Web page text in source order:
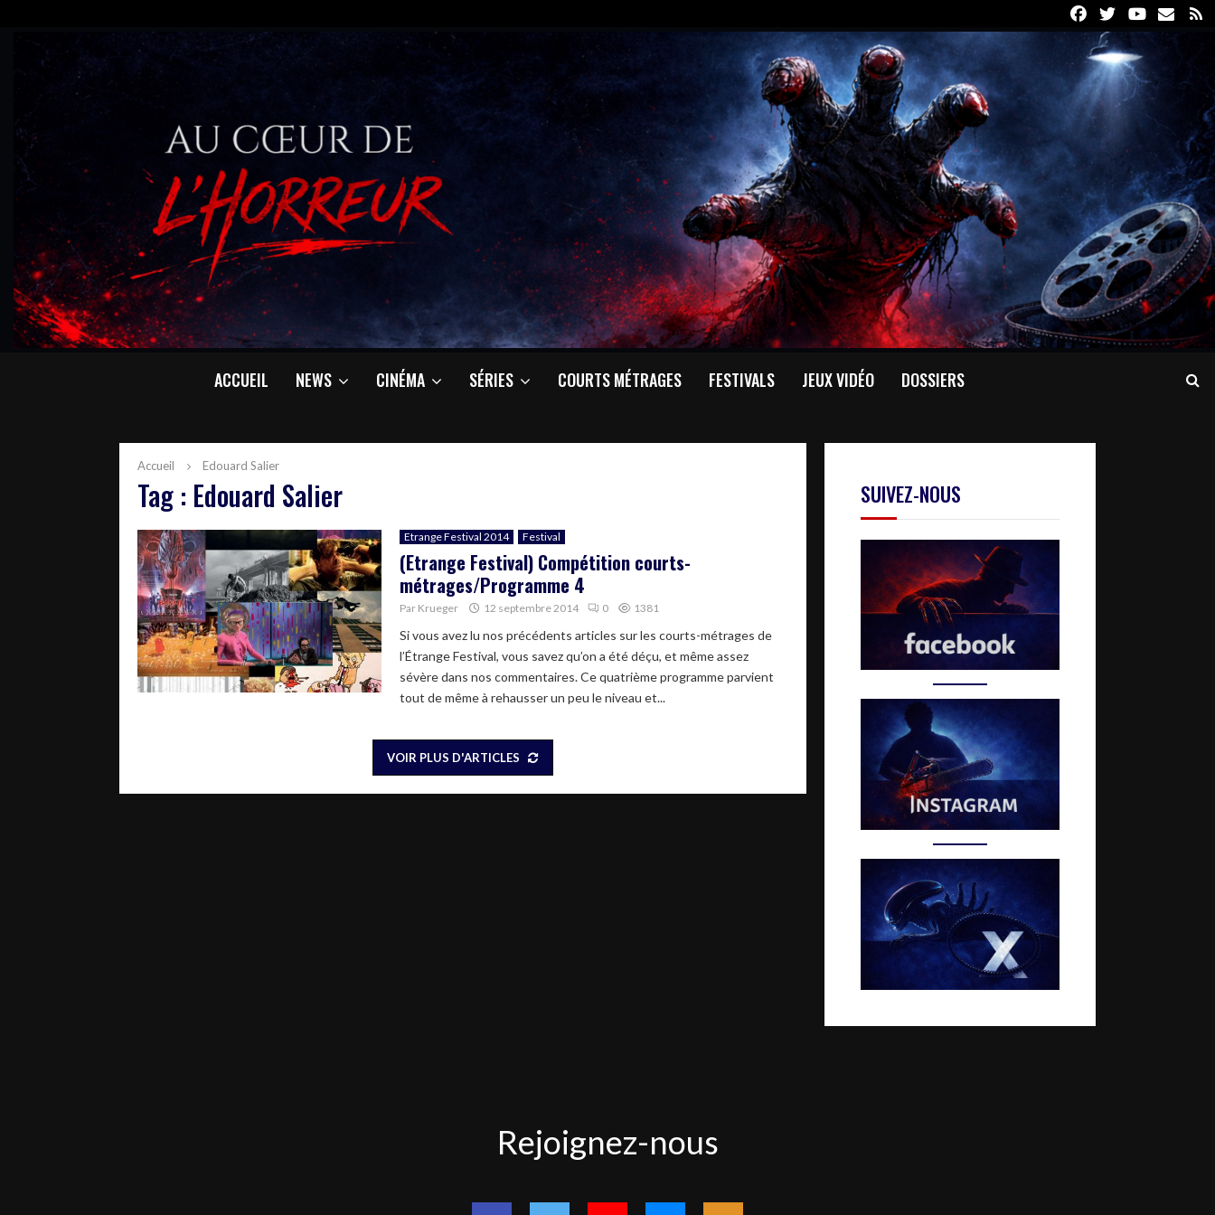
FacebookTwitterYoutube
Email
ACCUEIL NEWS CINÉMA SÉRIES COURTS MÉTRAGES FESTIVALS JEUX VIDÉO DOSSIERS
Accueil Edouard Salier
Tag : Edouard Salier
Etrange Festival 2014 Festival
(Etrange Festival) Compétition courts-
métrages/Programme 4
Par Krueger 12 septembre 2014 0 1381
Si vous avez lu nos précédents articles sur les courts-métrages de
l’Étrange Festival, vous savez qu’on a été déçu, et même assez
sévère dans nos commentaires. Ce quatrième programme parvient
tout de même à rehausser un peu le niveau et...
VOIR PLUS D'ARTICLES
SUIVEZ-NOUS
nous
Rejoignez-nous